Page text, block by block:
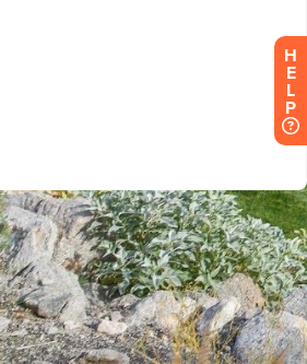
H
E
L
P